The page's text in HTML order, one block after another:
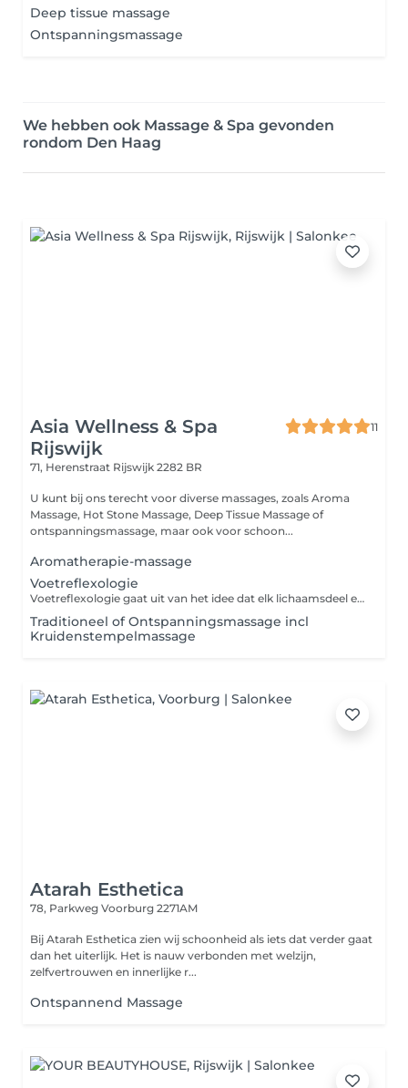
Deep tissue massage
Ontspanningsmassage
We hebben ook Massage & Spa gevonden
rondom Den Haag
Asia Wellness & Spa
Rijswijk
11
71, Herenstraat Rijswijk 2282 BR
U kunt bij ons terecht voor diverse massages, zoals Aroma
Massage, Hot Stone Massage, Deep Tissue Massage of
ontspanningsmassage, maar ook voor schoon...
Aromatherapie-massage
Voetreflexologie
Voetreflexologie gaat uit van het idee dat elk lichaamsdeel en orgaan in verbinding staat met een specifiek punt op de voeten. Het masseren van bepaalde drukpunten brengt het lichaam weer in balans en zorgt zo voor een algeheel gevoel van welzijn.
Traditioneel of Ontspanningsmassage incl
Kruidenstempelmassage
Atarah Esthetica
78, Parkweg Voorburg 2271AM
Bij Atarah Esthetica zien wij schoonheid als iets dat verder gaat
dan het uiterlijk. Het is nauw verbonden met welzijn,
zelfvertrouwen en innerlijke r...
Ontspannend Massage